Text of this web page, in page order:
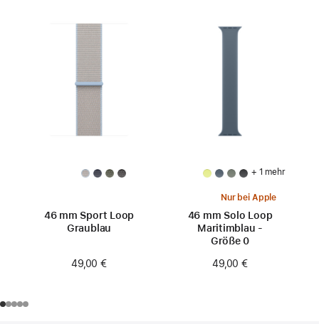
46 mm Sport Loop
Graublau
49,00 €
+ 1 mehr
Nur bei Apple
46 mm Solo Loop
Maritimblau -
Größe 0
49,00 €